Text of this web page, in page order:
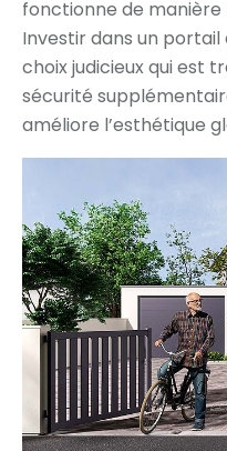
fonctionne de manière
Investir dans un portail
choix judicieux qui est
sécurité
améliore l’esthétique